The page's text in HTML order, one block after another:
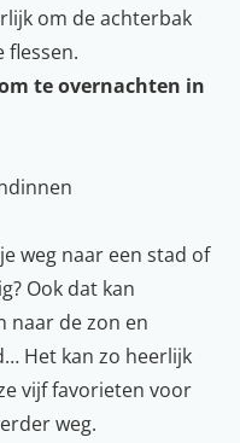
om de achterbak
flessen.
te overnachten in
weg naar een stad of
Ook dat kan
naar de zon en
Het kan zo heerlijk
vijf favorieten voor
weg.